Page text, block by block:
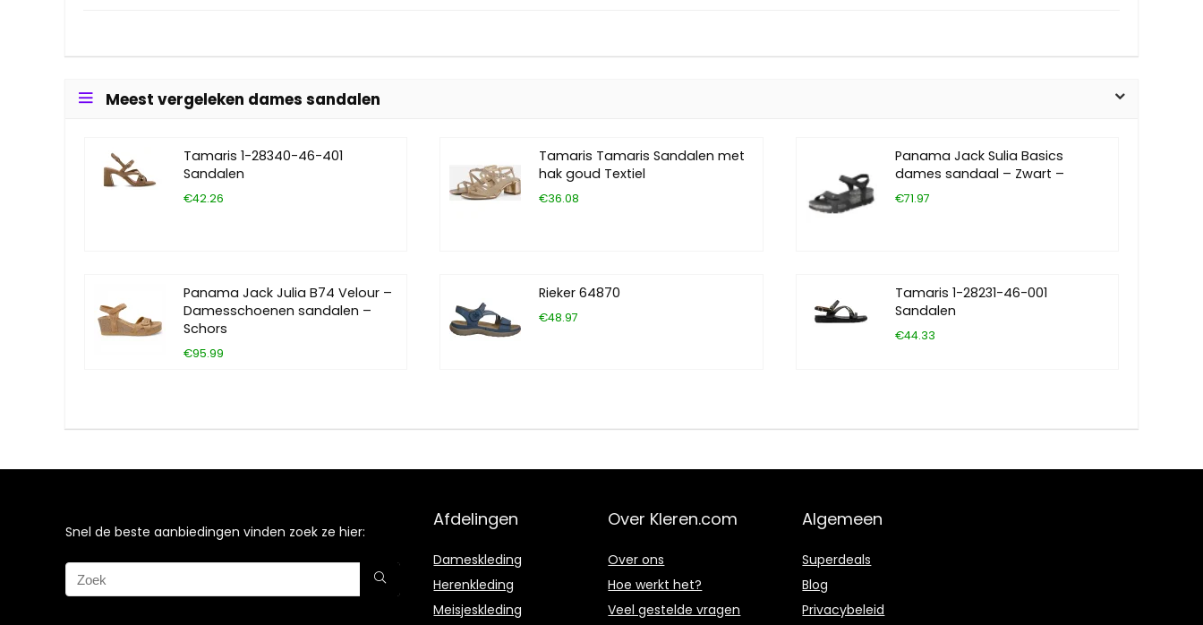
Meest vergeleken dames sandalen
Tamaris 1-28340-46-401
Sandalen
€42.26
Tamaris Tamaris Sandalen met
hak goud Textiel
€36.08
Panama Jack Sulia Basics
dames sandaal – Zwart –
€71.97
Panama Jack Julia B74 Velour –
Damesschoenen sandalen –
Schors
€95.99
Rieker 64870
€48.97
Tamaris 1-28231-46-001
Sandalen
€44.33
Snel de beste aanbiedingen vinden zoek ze hier:
Afdelingen
Dameskleding
Herenkleding
Meisjeskleding
Over Kleren.com
Over ons
Hoe werkt het?
Veel gestelde vragen
Algemeen
Superdeals
Blog
Privacybeleid